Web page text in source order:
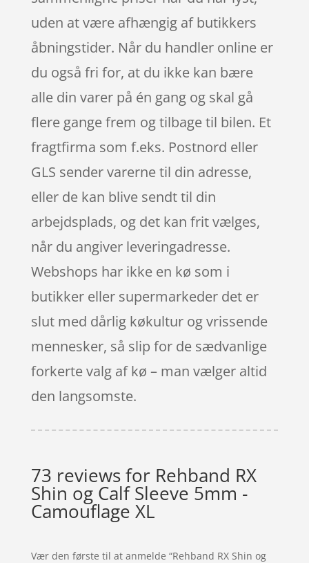
uden at være afhængig af butikkers
åbningstider. Når du handler online er
du også fri for, at du ikke kan bære
alle din varer på én gang og skal gå
flere gange frem og tilbage til bilen. Et
fragtfirma som f.eks. Postnord eller
GLS sender varerne til din adresse,
eller de kan blive sendt til din
arbejdsplads, og det kan frit vælges,
når du angiver leveringadresse.
Webshops har ikke en kø som i
butikker eller supermarkeder det er
slut med dårlig køkultur og vrissende
mennesker, så slip for de sædvanlige
forkerte valg af kø – man vælger altid
den langsomste.
73 reviews for Rehband RX
Shin og Calf Sleeve 5mm -
Camouflage XL
Vær den første til at anmelde “Rehband RX Shin og